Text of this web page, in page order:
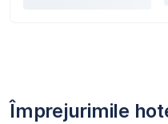
Împrejurimile